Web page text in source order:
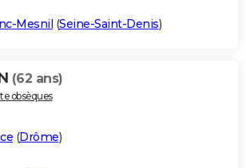
Mesnil (Seine-Saint-Denis)
(62 ans)
obsèques
(Drôme)